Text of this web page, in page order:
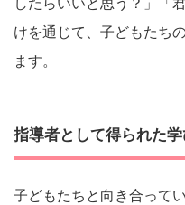
けを通じて、子どもたち
ます。
指導者として得られた
子どもたちと向き合って